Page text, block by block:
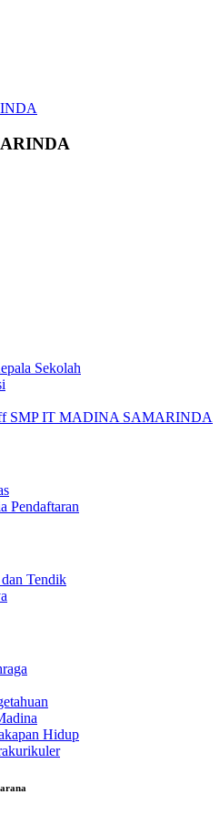
Sekolah
SMP IT MADINA SAMARINDA
Pendaftaran
Tendik
Hidup